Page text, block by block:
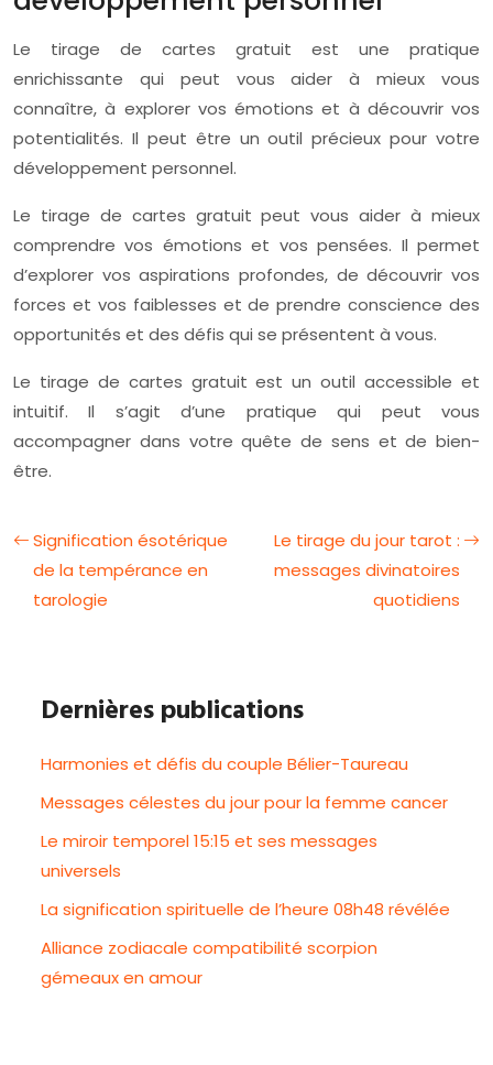
Le tirage de cartes gratuit est une pratique
enrichissante qui peut vous aider à mieux vous
connaître, à explorer vos émotions et à découvrir vos
potentialités. Il peut être un outil précieux pour votre
développement personnel.
Le tirage de cartes gratuit peut vous aider à mieux
comprendre vos émotions et vos pensées. Il permet
d’explorer vos aspirations profondes, de découvrir vos
forces et vos faiblesses et de prendre conscience des
opportunités et des défis qui se présentent à vous.
Le tirage de cartes gratuit est un outil accessible et
intuitif. Il s’agit d’une pratique qui peut vous
accompagner dans votre quête de sens et de bien-
être.
Signification ésotérique
de la tempérance en
tarologie
Le tirage du jour tarot :
messages divinatoires
quotidiens
Dernières publications
Harmonies et défis du couple Bélier-Taureau
Messages célestes du jour pour la femme cancer
Le miroir temporel 15:15 et ses messages
universels
La signification spirituelle de l’heure 08h48 révélée
Alliance zodiacale compatibilité scorpion
gémeaux en amour